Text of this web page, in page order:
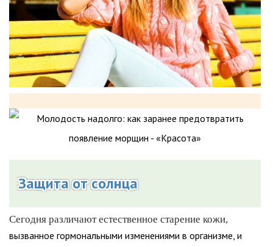
Защита от солнца
Сегодня различают естественное старение кожи,
вызванное гормональными изменениями в организме, и